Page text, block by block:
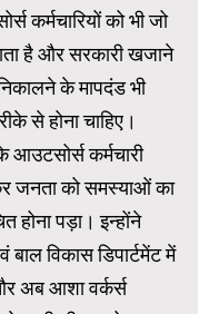
कर्मचारियों को भी जो
है और सरकारी खजाने
के मापदंड भी
से होना चाहिए।
कर्मचारी
जनता को समस्याओं का
होना पड़ा। इन्होंने
विकास डिपार्टमेंट में
अब आशा वर्कर्स